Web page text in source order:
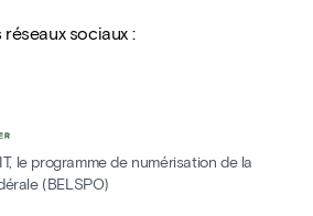
sociaux :
le programme de numérisation de la
(BELSPO)